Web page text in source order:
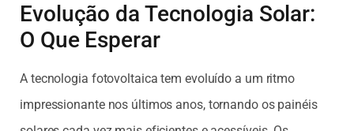
Evolução da Tecnologia Solar:
O Que Esperar
A tecnologia fotovoltaica tem evoluído a um ritmo
impressionante nos últimos anos, tornando os painéis